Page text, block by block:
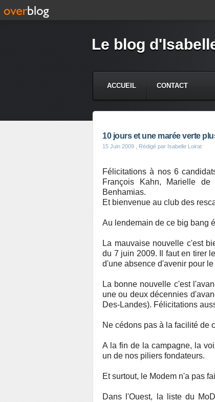
Le blog
ACCUEIL CONTACT
10 jours et une marée verte
15 Juin 2009 , Rédigé par Isabelle Loirat
Félicitations à nos 6
François Kahn, Marielle de
Benhamias.
Et bienvenue au club des
Au lendemain de ce big bang
La mauvaise nouvelle c'est
du 7 juin 2009. Il faut en tirer
d'une absence d'avenir pour
La bonne nouvelle c'est
une ou deux décennies
Des-Landes). Félicitations
Ne cédons pas à la facilité de
A la fin de la campagne, la
un de nos piliers fondateurs.
Et surtout, le Modem n'a pas
Dans l'Ouest, la liste du